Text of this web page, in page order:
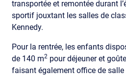
transportée et remontée durant
sportif jouxtant les salles de
Kennedy.
Pour la rentrée, les enfants
de 140 m2 pour déjeuner et
faisant également office de